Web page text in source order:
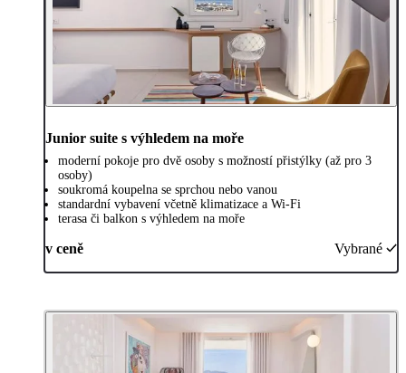
Junior suite s výhledem na moře
moderní pokoje pro dvě osoby s možností přistýlky (až pro 3
osoby)
soukromá koupelna se sprchou nebo vanou
standardní vybavení včetně klimatizace a Wi-Fi
terasa či balkon s výhledem na moře
v ceně Vybrané